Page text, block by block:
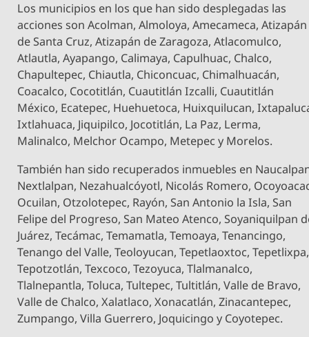
Los municipios en los que han sido desplegadas las
acciones son Acolman, Almoloya, Amecameca, Atizapán
de Santa Cruz, Atizapán de Zaragoza, Atlacomulco,
Atlautla, Ayapango, Calimaya, Capulhuac, Chalco,
Chapultepec, Chiautla, Chiconcuac, Chimalhuacán,
Coacalco, Cocotitlán, Cuautitlán Izcalli, Cuautitlán
México, Ecatepec, Huehuetoca, Huixquilucan,
Ixtlahuaca, Jiquipilco, Jocotitlán, La Paz, Lerma,
Malinalco, Melchor Ocampo, Metepec y Morelos.
También han sido recuperados inmuebles en
Nextlalpan, Nezahualcóyotl, Nicolás Romero,
Ocuilan, Otzolotepec, Rayón, San Antonio la Isla, San
Felipe del Progreso, San Mateo Atenco, Soyaniquilpan
Juárez, Tecámac, Temamatla, Temoaya, Tenancingo,
Tenango del Valle, Teoloyucan, Tepetlaoxtoc, Tepetlixpa,
Tepotzotlán, Texcoco, Tezoyuca, Tlalmanalco,
Tlalnepantla, Toluca, Tultepec, Tultitlán, Valle de Bravo,
Valle de Chalco, Xalatlaco, Xonacatlán, Zinacantepec,
Zumpango, Villa Guerrero, Joquicingo y Coyotepec.